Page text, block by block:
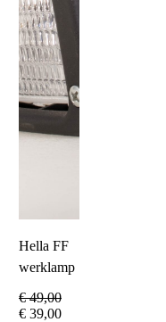
Hella FF
werklamp
€49,00
€ 39,00